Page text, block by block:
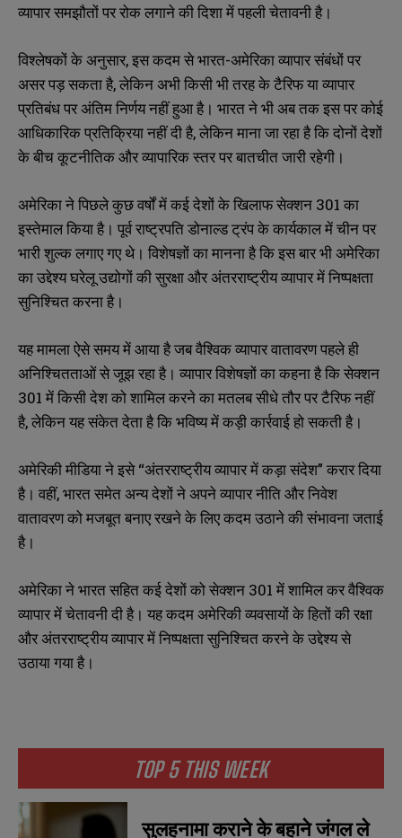
TOP 5 THIS WEEK
सुलहनामा कराने के बहाने जंगल ले
व्यापार समझौतों पर रोक लगाने की दिशा में पहली चेतावनी है।
विश्लेषकों के अनुसार, इस कदम से भारत-अमेरिका व्यापार संबंधों पर
असर पड़ सकता है, लेकिन अभी किसी भी तरह के टैरिफ या व्यापार
प्रतिबंध पर अंतिम निर्णय नहीं हुआ है। भारत ने भी अब तक इस पर कोई
आधिकारिक प्रतिक्रिया नहीं दी है, लेकिन माना जा रहा है कि दोनों देशों
के बीच कूटनीतिक और व्यापारिक स्तर पर बातचीत जारी रहेगी।
अमेरिका ने पिछले कुछ वर्षों में कई देशों के खिलाफ सेक्शन 301 का
इस्तेमाल किया है। पूर्व राष्ट्रपति डोनाल्ड ट्रंप के कार्यकाल में चीन पर
भारी शुल्क लगाए गए थे। विशेषज्ञों का मानना है कि इस बार भी अमेरिका
का उद्देश्य घरेलू उद्योगों की सुरक्षा और अंतरराष्ट्रीय व्यापार में निष्पक्षता
सुनिश्चित करना है।
यह मामला ऐसे समय में आया है जब वैश्विक व्यापार वातावरण पहले ही
अनिश्चितताओं से जूझ रहा है। व्यापार विशेषज्ञों का कहना है कि सेक्शन
301 में किसी देश को शामिल करने का मतलब सीधे तौर पर टैरिफ नहीं
है, लेकिन यह संकेत देता है कि भविष्य में कड़ी कार्रवाई हो सकती है।
अमेरिकी मीडिया ने इसे “अंतरराष्ट्रीय व्यापार में कड़ा संदेश” करार दिया
है। वहीं, भारत समेत अन्य देशों ने अपने व्यापार नीति और निवेश
वातावरण को मजबूत बनाए रखने के लिए कदम उठाने की संभावना जताई
है।
अमेरिका ने भारत सहित कई देशों को सेक्शन 301 में शामिल कर वैश्विक
व्यापार में चेतावनी दी है। यह कदम अमेरिकी व्यवसायों के हितों की रक्षा
और अंतरराष्ट्रीय व्यापार में निष्पक्षता सुनिश्चित करने के उद्देश्य से
उठाया गया है।